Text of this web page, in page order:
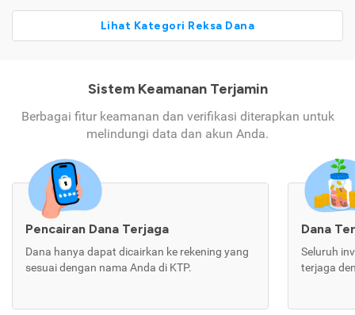
Lihat Kategori Reksa Dana
Sistem Keamanan Terjamin
Berbagai fitur keamanan dan verifikasi diterapkan untuk
melindungi data dan akun Anda.
Pencairan Dana Terjaga
Dana hanya dapat dicairkan ke rekening yang
sesuai dengan nama Anda di KTP.
Dana
Seluruh
terjaga